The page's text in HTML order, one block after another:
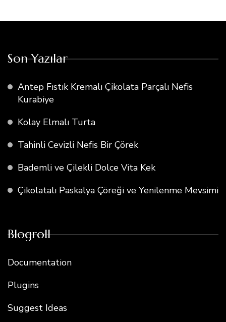
Son Yazılar
Antep Fıstık Kremalı Çikolata Parçalı Nefis
Kurabiye
Kolay Elmalı Turta
Tahinli Cevizli Nefis Bir Çörek
Bademli ve Çilekli Dolce Vita Kek
Çikolatalı Paskalya Çöreği ve Yenilenme Mevsimi
Blogroll
Documentation
Plugins
Suggest Ideas